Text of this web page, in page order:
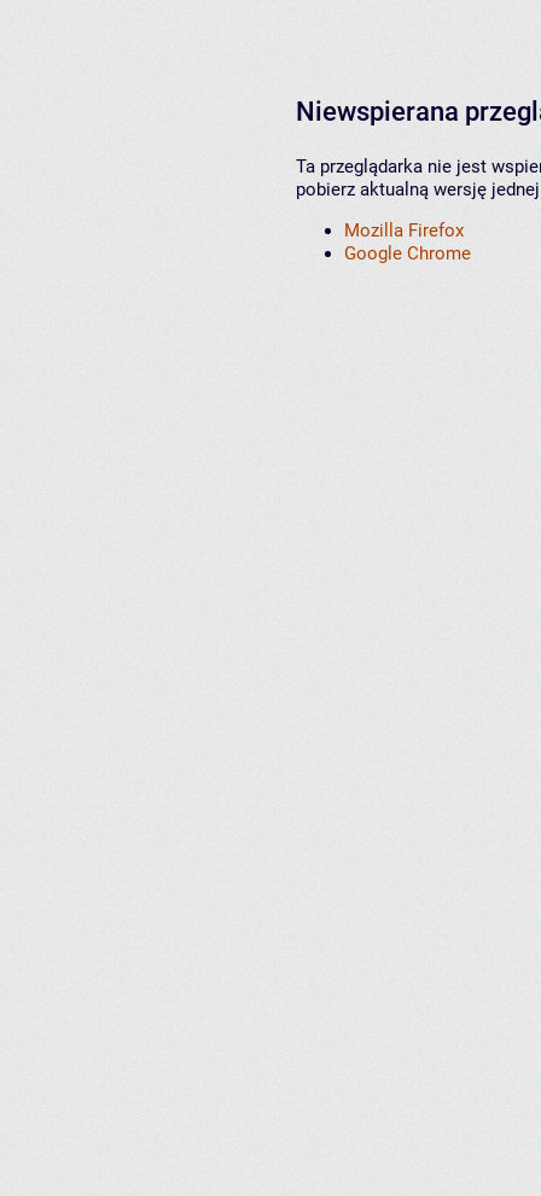
Niewspierana
Ta przeglądarka nie jest
pobierz aktualną wersję
Mozilla Firefox
Google Chrome